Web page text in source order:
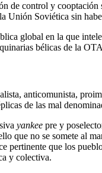
de control y
Unión Soviética sin
global en la que
bélicas de la
anticomunista,
de las mal
yankee pre y
que no se somete al
pertinente que los
y colectiva.